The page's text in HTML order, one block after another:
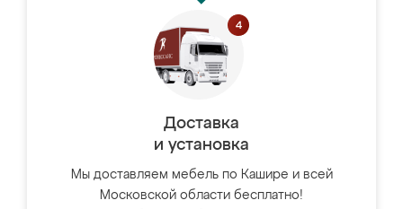
Доставка
и установка
Мы доставляем мебель по Кашире и всей
Московской области бесплатно!